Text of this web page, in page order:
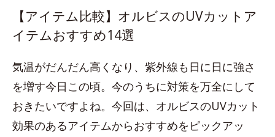
【アイテム比較】オルビスのUVカットア
イテムおすすめ14選
気温がだんだん高くなり、紫外線も日に日に強さ
を増す今日この頃。今のうちに対策を万全にして
おきたいですよね。今回は、オルビスのUVカット
効果のあるアイテムからおすすめをピックアッ